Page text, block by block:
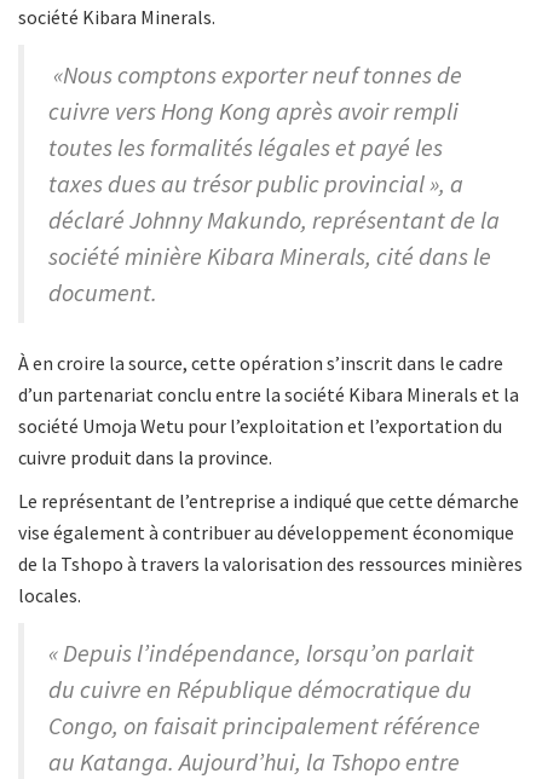
société Kibara Minerals.
«Nous comptons exporter neuf tonnes de
cuivre vers Hong Kong après avoir rempli
toutes les formalités légales et payé les
taxes dues au trésor public provincial », a
déclaré Johnny Makundo, représentant de la
société minière Kibara Minerals, cité dans le
document.
‎À en croire la source, cette opération s’inscrit dans le cadre
d’un partenariat conclu entre la société Kibara Minerals et la
société Umoja Wetu pour l’exploitation et l’exportation du
cuivre produit dans la province.
Le représentant de l’entreprise a indiqué que cette démarche
vise également à contribuer au développement économique
de la Tshopo à travers la valorisation des ressources minières
locales.
« Depuis l’indépendance, lorsqu’on parlait
du cuivre en République démocratique du
Congo, on faisait principalement référence
au Katanga. Aujourd’hui, la Tshopo entre